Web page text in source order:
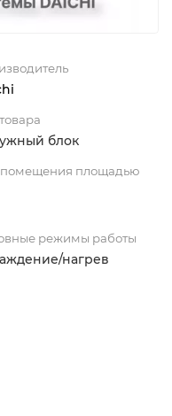
блок
площадью
режимы работы
нагрев